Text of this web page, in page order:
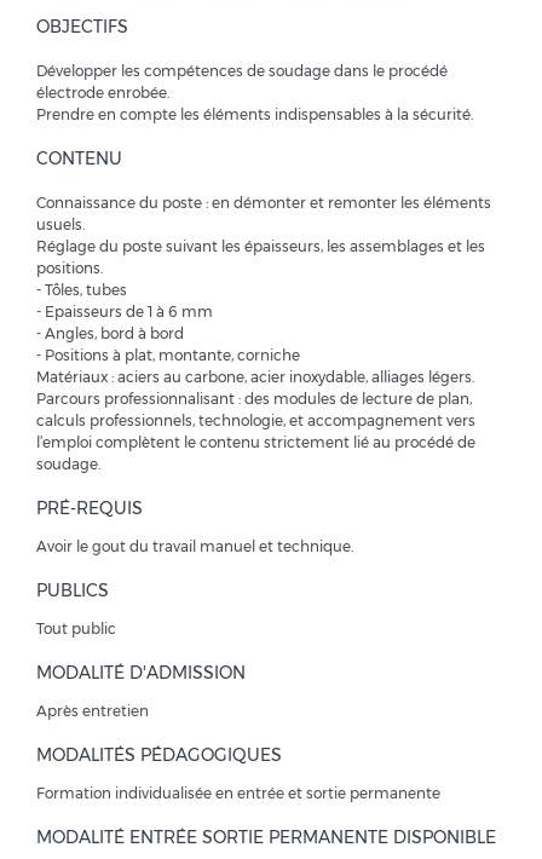
OBJECTIFS
Développer les compétences de soudage dans le procédé
électrode enrobée.
Prendre en compte les éléments indispensables à la sécurité.
CONTENU
Connaissance du poste : en démonter et remonter les éléments
usuels.
Réglage du poste suivant les épaisseurs, les assemblages et les
positions.
- Tôles, tubes
- Epaisseurs de 1 à 6 mm
- Angles, bord à bord
- Positions à plat, montante, corniche
Matériaux : aciers au carbone, acier inoxydable, alliages légers.
Parcours professionnalisant : des modules de lecture de plan,
calculs professionnels, technologie, et accompagnement vers
l’emploi complètent le contenu strictement lié au procédé de
soudage.
PRÉ-REQUIS
Avoir le gout du travail manuel et technique.
PUBLICS
Tout public
MODALITÉ D'ADMISSION
Après entretien
MODALITÉS PÉDAGOGIQUES
Formation individualisée en entrée et sortie permanente
MODALITÉ ENTRÉE SORTIE PERMANENTE DISPONIBLE